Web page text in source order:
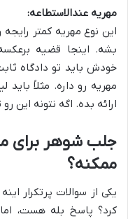
مهریه عندالاستطاعه:
این نوع مهریه کمتر
بشه. اینجا قضیه
خودش باید تو دادگاه
مهریه رو داره. مثلاً
ارائه بده. اگه نتونه این
جلب شوهر برای
ممکنه؟
یکی از سوالات پرتکرار
کرد؟ پاسخ بله هست،